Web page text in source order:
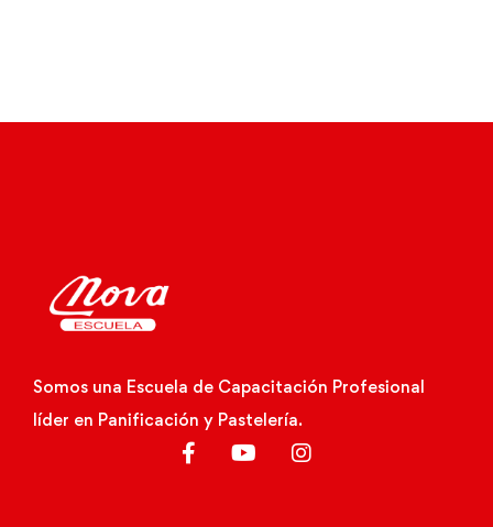
Somos una Escuela de Capacitación Profesional
líder en Panificación y Pastelería.